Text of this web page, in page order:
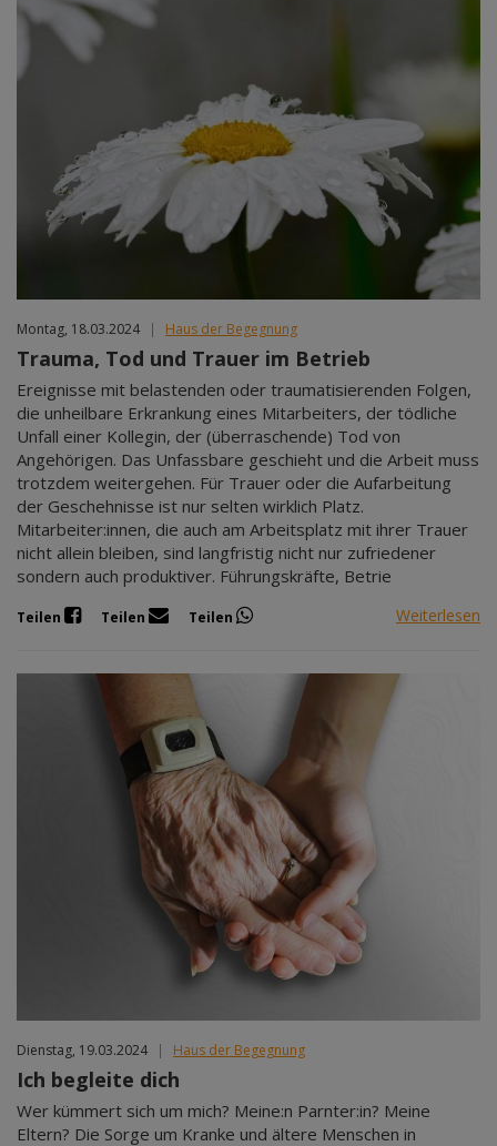
Montag, 18.03.2024 | Haus der Begegnung
Trauma, Tod und Trauer im Betrieb
Ereignisse mit belastenden oder traumatisierenden Folgen,
die unheilbare Erkrankung eines Mitarbeiters, der tödliche
Unfall einer Kollegin, der (überraschende) Tod von
Angehörigen. Das Unfassbare geschieht und die Arbeit muss
trotzdem weitergehen. Für Trauer oder die Aufarbeitung
der Geschehnisse ist nur selten wirklich Platz.
Mitarbeiter:innen, die auch am Arbeitsplatz mit ihrer Trauer
nicht allein bleiben, sind langfristig nicht nur zufriedener
sondern auch produktiver. Führungskräfte, Betrie
Teilen Teilen Teilen Weiterlesen
Dienstag, 19.03.2024 Haus der Begegnung
Ich begleite dich
Wer kümmert sich um mich? Meine:n Parnter:in? Meine
Eltern? Die Sorge um Kranke und ältere Menschen in